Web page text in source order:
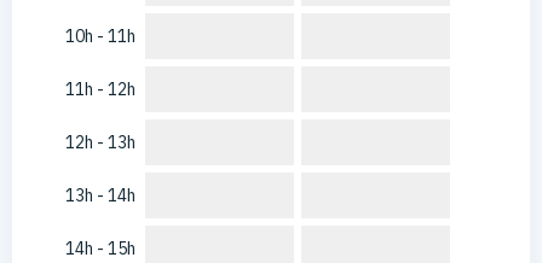
10h - 11h
11h - 12h
12h - 13h
13h - 14h
14h - 15h